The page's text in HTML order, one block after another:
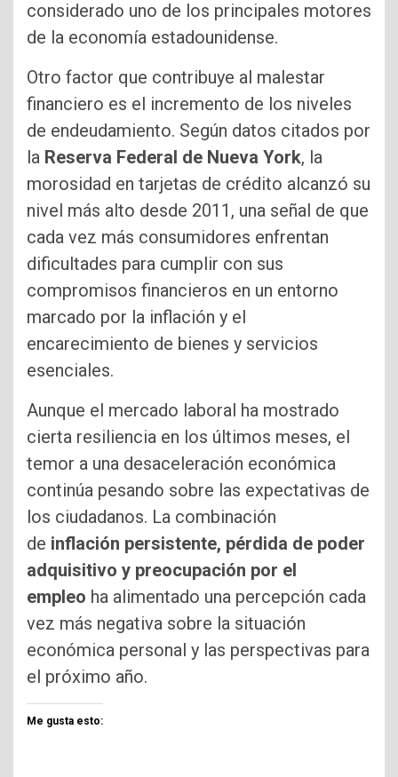
considerado uno de los principales motores
de la economía estadounidense.
Otro factor que contribuye al malestar
financiero es el incremento de los niveles
de endeudamiento. Según datos citados por
la Reserva Federal de Nueva York, la
morosidad en tarjetas de crédito alcanzó su
nivel más alto desde 2011, una señal de que
cada vez más consumidores enfrentan
dificultades para cumplir con sus
compromisos financieros en un entorno
marcado por la inflación y el
encarecimiento de bienes y servicios
esenciales.
Aunque el mercado laboral ha mostrado
cierta resiliencia en los últimos meses, el
temor a una desaceleración económica
continúa pesando sobre las expectativas de
los ciudadanos. La combinación
de inflación persistente, pérdida de poder
adquisitivo y preocupación por el
empleo ha alimentado una percepción cada
vez más negativa sobre la situación
económica personal y las perspectivas para
el próximo año.
Me gusta esto: